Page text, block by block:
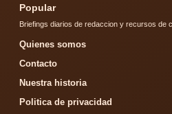
Popular
Briefings diarios de redaccion y recursos de
Quienes somos
Contacto
Nuestra historia
Politica de privacidad